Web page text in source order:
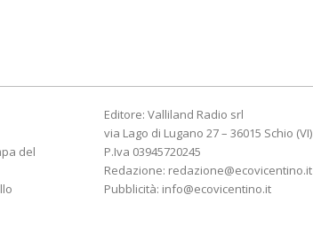
del
Editore: Valliland Radio srl
via Lago di Lugano 27 – 36015 Schio (VI)
P.Iva 03945720245
Redazione: redazione@ecovicentino.it
Pubblicità: info@ecovicentino.it